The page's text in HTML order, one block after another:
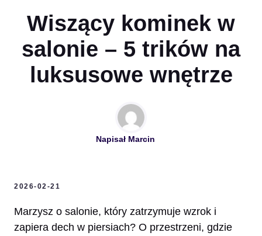
Wiszący kominek w
salonie – 5 trików na
luksusowe wnętrze
Napisał Marcin
2026-02-21
Marzysz o salonie, który zatrzymuje wzrok i
zapiera dech w piersiach? O przestrzeni, gdzie